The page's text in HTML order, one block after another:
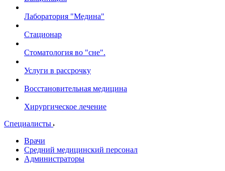
Лаборатория "Медина"
Стационар
Стоматология во "сне".
Услуги в рассрочку
Восстановительная медицина
Хирургическое лечение
Специалисты
Врачи
Средний медицинский персонал
Администраторы